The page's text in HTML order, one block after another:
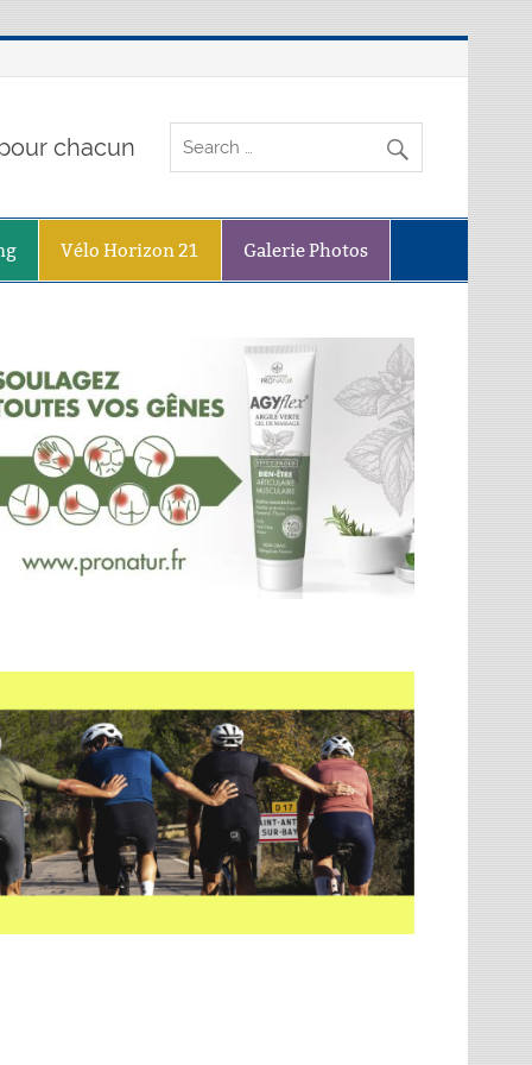
chacun
Vélo Horizon 21 Galerie Photos